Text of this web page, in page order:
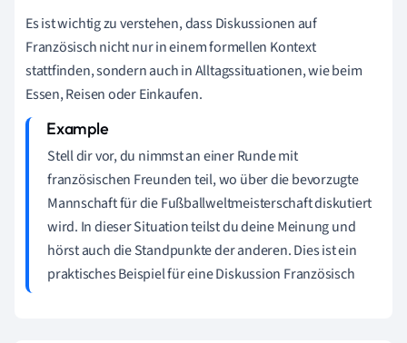
Es ist wichtig zu verstehen, dass Diskussionen auf
Französisch nicht nur in einem formellen Kontext
stattfinden, sondern auch in Alltagssituationen, wie beim
Essen, Reisen oder Einkaufen.
Stell dir vor, du nimmst an einer Runde mit
französischen Freunden teil, wo über die bevorzugte
Mannschaft für die Fußballweltmeisterschaft diskutiert
wird. In dieser Situation teilst du deine Meinung und
hörst auch die Standpunkte der anderen. Dies ist ein
praktisches Beispiel für eine Diskussion Französisch